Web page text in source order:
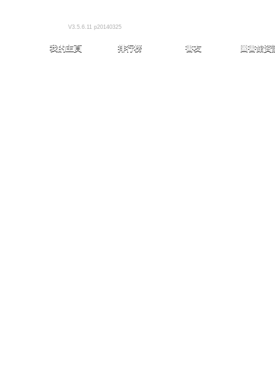
V3.5.6.11 p20140325
我的主頁 排行榜 書友 圖書館資